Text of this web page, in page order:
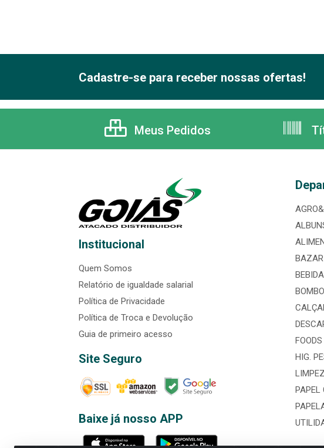
Cadastre-se para receber nossas ofertas!
Meus Pedidos
Institucional
Quem Somos
Relatório de igualdade salarial
Política de Privacidade
Política de Troca e Devolução
Guia de primeiro acesso
Site Seguro
Baixe já nosso APP
BAZAR
HIG.
PAPEL